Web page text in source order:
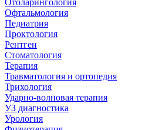
Отоларингология
Офтальмология
Педиатрия
Проктология
Рентген
Стоматология
Терапия
Травматология и ортопедия
Трихология
Ударно-волновая терапия
УЗ диагностика
Урология